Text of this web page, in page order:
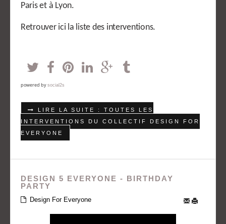
Paris et à Lyon.
Retrouver ici la liste des interventions.
powered by social2s
LIRE LA SUITE : TOUTES LES
INTERVENTIONS DU COLLECTIF DESIGN FOR
EVERYONE
DESIGN 5 EVERYONE - BIRTHDAY
PARTY
Design For Everyone